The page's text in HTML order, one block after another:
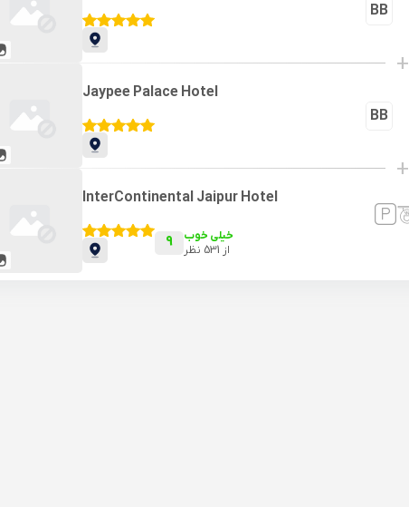
BB
+
Jaypee Palace Hotel
BB
+
InterContinental Jaipur Hotel
9
خیلی خوب
از 531 نظر